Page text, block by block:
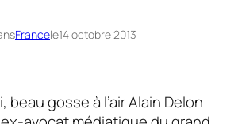
Francele14 octobre 2013
beau gosse à l’air Alain Delon